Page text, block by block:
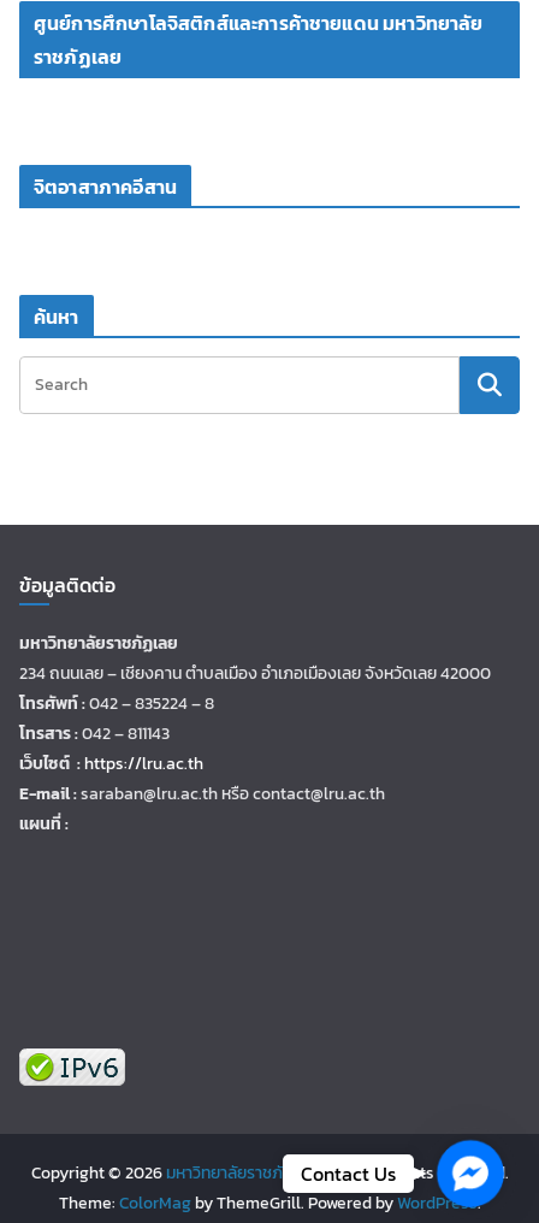
ศูนย์การศึกษาโลจิสติกส์และการค้าชายแดน มหาวิทยาลัย
ราชภัฏเลย
จิตอาสาภาคอีสาน
ค้นหา
ข้อมูลติดต่อ
มหาวิทยาลัยราชภัฏเลย
234 ถนนเลย – เชียงคาน ตำบลเมือง อำเภอเมืองเลย จังหวัดเลย 42000
โทรศัพท์ :042 – 835224 – 8
โทรสาร :042 – 811143
เว็บไซต์ :https://lru.ac.th
E-mail :saraban@lru.ac.thหรือ contact@lru.ac.th
แผนที่ :
Copyright © 2026มหาวิทยาลัยราชภัฏเลย | LRU. All rights reserved.
Theme:ColorMagby ThemeGrill. Powered byWordPress.
Contact Us